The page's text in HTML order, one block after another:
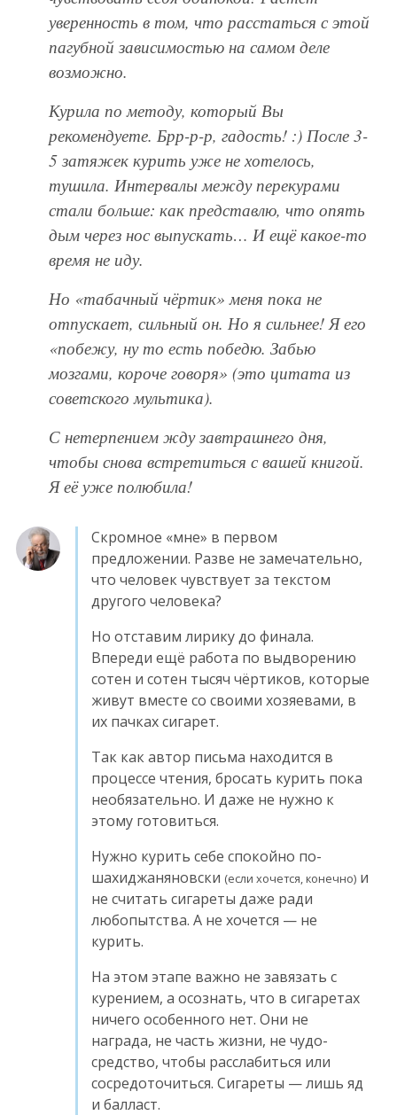
уверенность в том, что расстаться с этой
пагубной зависимостью на самом деле
возможно.
Курила по методу, который Вы
рекомендуете. Брр-р-р, гадость! :) После 3-
5 затяжек курить уже не хотелось,
тушила. Интервалы между перекурами
стали больше: как представлю, что опять
дым через нос выпускать… И ещё какое-то
время не иду.
Но «табачный чёртик» меня пока не
отпускает, сильный он. Но я сильнее! Я его
побежу, ну то есть победю. Забью
мозгами, короче говоря
(это цитата из
советского мультика).
С нетерпением жду завтрашнего дня,
чтобы снова встретиться с вашей книгой.
Я её уже полюбила!
Скромное «мне» в первом
предложении. Разве не замечательно,
что человек чувствует за текстом
другого человека?
Но отставим лирику до финала.
Впереди ещё работа по выдворению
сотен и сотен тысяч чёртиков, которые
живут вместе со своими хозяевами, в
их пачках сигарет.
Так как автор письма находится в
процессе чтения, бросать курить пока
необязательно. И даже не нужно к
этому готовиться.
Нужно курить себе спокойно по-
шахиджаняновски (если хочется, конечно) и
не считать сигареты даже ради
любопытства. А не хочется — не
курить.
На этом этапе важно не завязать с
курением, а осознать, что в сигаретах
ничего особенного нет. Они не
награда, не часть жизни, не чудо-
средство, чтобы расслабиться или
сосредоточиться. Сигареты — лишь яд
и балласт.